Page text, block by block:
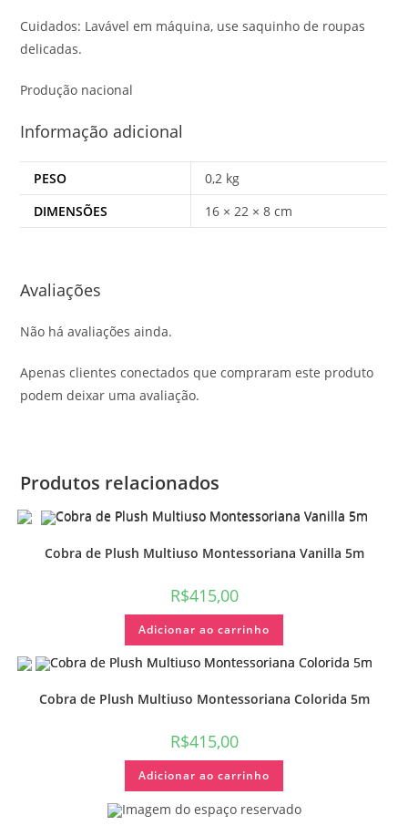
Cuidados: Lavável em máquina, use saquinho de roupas
delicadas.
Produção nacional
Informação adicional
PESO
0,2 kg
DIMENSÕES
16 × 22 × 8 cm
Avaliações
Não há avaliações ainda.
Apenas clientes conectados que compraram este produto
podem deixar uma avaliação.
Produtos relacionados
Cobra de Plush Multiuso Montessoriana Vanilla 5m
R$415,00
Adicionar ao carrinho
Cobra de Plush Multiuso Montessoriana Colorida 5m
R$415,00
Adicionar ao carrinho